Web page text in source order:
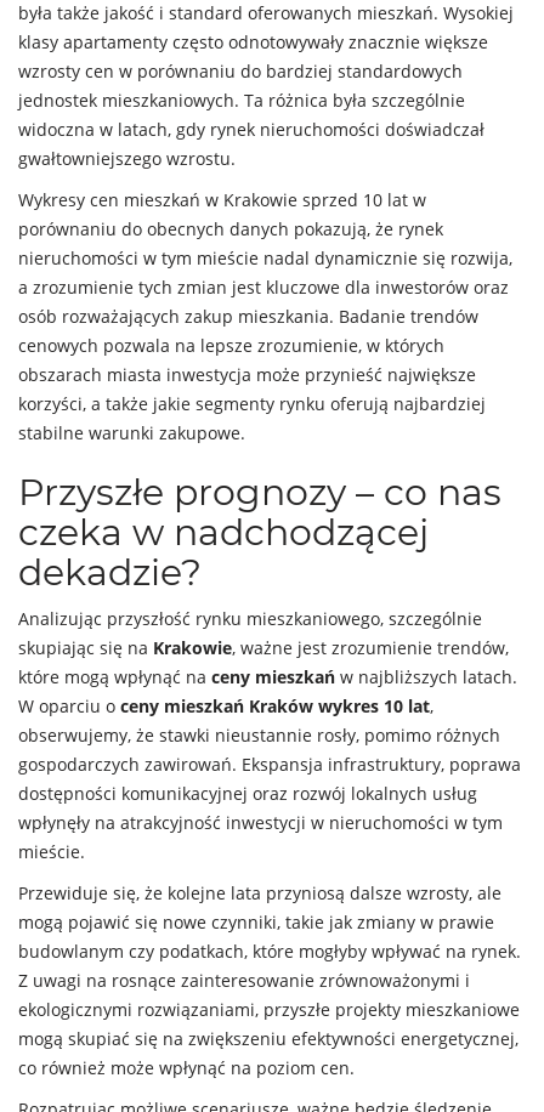
była także jakość i standard oferowanych mieszkań. Wysokiej
klasy apartamenty często odnotowywały znacznie większe
wzrosty cen w porównaniu do bardziej standardowych
jednostek mieszkaniowych. Ta różnica była szczególnie
widoczna w latach, gdy rynek nieruchomości doświadczał
gwałtowniejszego wzrostu.
Wykresy cen mieszkań w Krakowie sprzed 10 lat w
porównaniu do obecnych danych pokazują, że rynek
nieruchomości w tym mieście nadal dynamicznie się rozwija,
a zrozumienie tych zmian jest kluczowe dla inwestorów oraz
osób rozważających zakup mieszkania. Badanie trendów
cenowych pozwala na lepsze zrozumienie, w których
obszarach miasta inwestycja może przynieść największe
korzyści, a także jakie segmenty rynku oferują najbardziej
stabilne warunki zakupowe.
Przyszłe prognozy – co nas
czeka w nadchodzącej
dekadzie?
Analizując przyszłość rynku mieszkaniowego, szczególnie
skupiając się na Krakowie, ważne jest zrozumienie trendów,
które mogą wpłynąć na ceny mieszkań w najbliższych latach.
W oparciu o ceny mieszkań Kraków wykres 10 lat,
obserwujemy, że stawki nieustannie rosły, pomimo różnych
gospodarczych zawirowań. Ekspansja infrastruktury, poprawa
dostępności komunikacyjnej oraz rozwój lokalnych usług
wpłynęły na atrakcyjność inwestycji w nieruchomości w tym
mieście.
Przewiduje się, że kolejne lata przyniosą dalsze wzrosty, ale
mogą pojawić się nowe czynniki, takie jak zmiany w prawie
budowlanym czy podatkach, które mogłyby wpływać na rynek.
Z uwagi na rosnące zainteresowanie zrównoważonymi i
ekologicznymi rozwiązaniami, przyszłe projekty mieszkaniowe
mogą skupiać się na zwiększeniu efektywności energetycznej,
co również może wpłynąć na poziom cen.